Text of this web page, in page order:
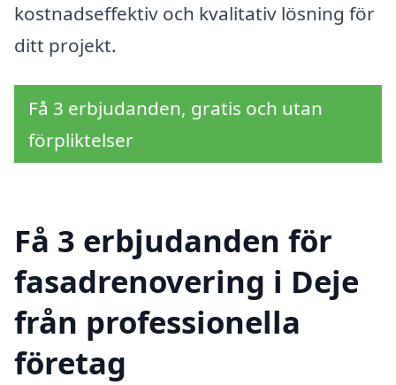
kostnadseffektiv och kvalitativ lösning för
ditt projekt.
Få 3 erbjudanden, gratis och utan
förpliktelser
Få 3 erbjudanden för
fasadrenovering i Deje
från professionella
företag